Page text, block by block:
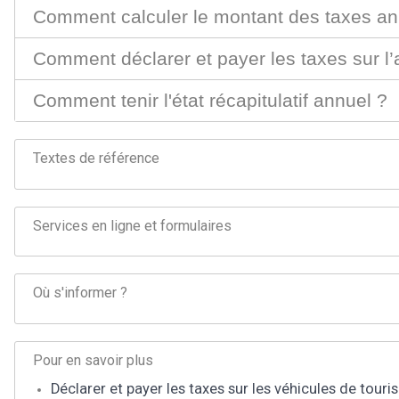
Comment calculer le montant des taxes
Comment déclarer et payer les taxes sur
Comment tenir l'état récapitulatif annuel ?
Textes de référence
Services en ligne et formulaires
Où s'informer ?
Pour en savoir plus
Déclarer et payer les taxes sur les véhicules de